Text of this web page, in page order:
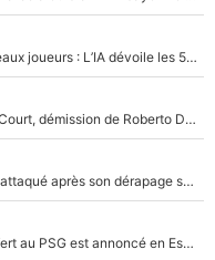
Zinédine Zidane va sélectionner des nouveaux joueurs : L’IA dévoile les 5 cracks qui pourraient rapidement le rejoindre en équipe de France !
Trahison de Longoria, secrets de Frank McCourt, démission de Roberto De Zerbi : Medhi Benatia se lâche sur son départ de l'OM et fait d'importantes révélations
Incendies en Gironde - Nelson Monfort est attaqué après son dérapage sur CNews : «Et lui, il prend combien pour parler dans un studio climatisé?»
Ferran Torres a pris sa décision : Son transfert au PSG est annoncé en Espagne !